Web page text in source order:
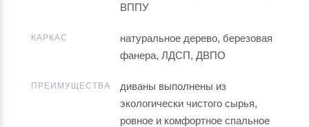
ВППУ
КАРКАС
натуральное дерево, березовая
фанера, ЛДСП, ДВПО
ПРЕИМУЩЕСТВА
диваны выполнены из
экологически чистого сырья,
ровное и комфортное спальное